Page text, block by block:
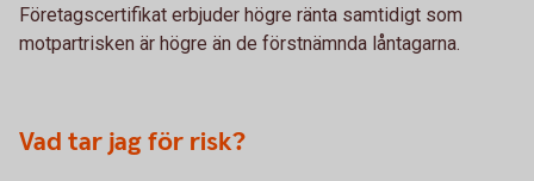
Företagscertifikat erbjuder högre ränta samtidigt som
motpartrisken är högre än de förstnämnda låntagarna.
Vad tar jag för risk?